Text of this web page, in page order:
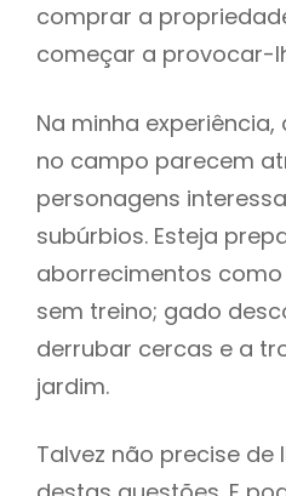
comprar a
começar a provocar-
Na minha
no campo parecem
personagens
subúrbios. Esteja
aborrecimentos
sem treino; gado
derrubar cercas e a
jardim.
Talvez não precise